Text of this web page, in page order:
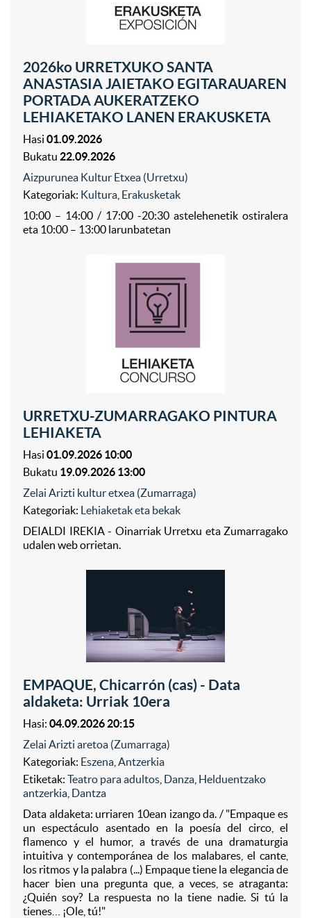
2026ko URRETXUKO SANTA
ANASTASIA JAIETAKO EGITARAUAREN
PORTADA AUKERATZEKO
LEHIAKETAKO LANEN ERAKUSKETA
Hasi 01.09.2026
Bukatu 22.09.2026
Aizpurunea Kultur Etxea (Urretxu)
Kategoriak: Kultura Erakusketak
10:00 – 14:00 / 17:00 -20:30 astelehenetik ostiralera
eta 10:00 – 13:00 larunbatetan
URRETXU-ZUMARRAGAKO PINTURA
LEHIAKETA
Hasi 01.09.2026 10:00
Bukatu 19.09.2026 13:00
Zelai Arizti kultur etxea (Zumarraga)
Kategoriak: Lehiaketak eta bekak
DEIALDI IREKIA - Oinarriak Urretxu eta Zumarragako
udalen web orrietan.
EMPAQUE, Chicarrón (cas) - Data
aldaketa: Urriak 10era
Hasi: 04.09.2026 20:15
Zelai Arizti aretoa (Zumarraga)
Kategoriak: Eszena Antzerkia
Etiketak: Teatro para adultos Danza Helduentzako
antzerkia Dantza
Data aldaketa: urriaren 10ean izango da. / "Empaque es
un espectáculo asentado en la poesía del circo, el
flamenco y el humor, a través de una dramaturgia
intuitiva y contemporánea de los malabares, el cante,
los ritmos y la palabra (...) Empaque tiene la elegancia de
hacer bien una pregunta que, a veces, se atraganta:
¿Quién soy? La respuesta no la tiene nadie. Si tú la
tienes… ¡Ole, tú!"